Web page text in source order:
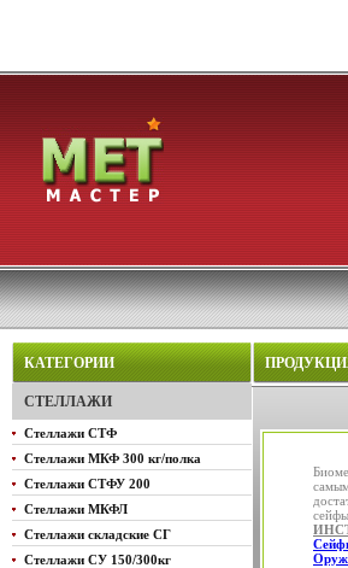
КАТЕГОРИИ
СТЕЛЛАЖИ
Стеллажи СТФ
Стеллажи МКФ 300 кг/полка
Стеллажи СТФУ 200
Стеллажи МКФЛ
Стеллажи складские СГ
Стеллажи СУ 150/300кг